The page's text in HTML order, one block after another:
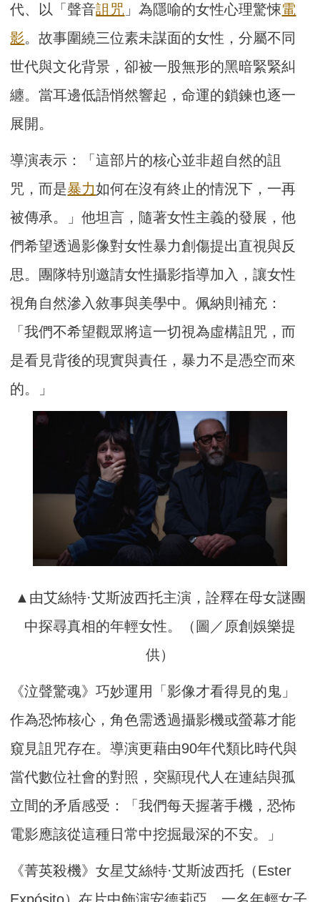
代、以「聲音詛咒 」為隱喻的女性心理驚悚電
影。故事圍繞三位素未謀面的女性，分屬不同
世代與文化背景，卻被一股無形的黑暗緊緊糾
纏。當耳邊低語悄然響起，命運的鎖鍊也逐一
展開。
導演表示：「這部片的核心並非超自然的詛
咒，而是暴力如何在沒有終止的情況下，一再
被傳承。」他坦言，隨著女性主義的發展，他
們希望透過影像對女性暴力創傷提出直視與反
思。團隊特別邀請女性攝影指導加入，讓女性
視角自然滲入敘事與美學中。佩納則補充：
「我們不希望觀眾將這一切視為虛構詛咒，而
是看見背後的現實與責任，暴力不是憑空而來
的。」
▲由艾絲特·艾斯波西托主演，詮釋在母女謎團
中探尋真相的年輕女性。（圖／原創娛樂提
供）
《泣聲驚魂》巧妙運用「影像才看得見的鬼」
作為恐怖核心，角色需透過攝影機或螢幕才能
窺見詛咒存在。導演更藉由90年代類比時代與
當代數位社會的對照，突顯現代人在連結與孤
立間的矛盾感受：「我們每天握著手機，恐怖
電影應該從這種日常中挖掘最深的不安。」
《菁英殺機》女星艾絲特·艾斯波西托（Ester